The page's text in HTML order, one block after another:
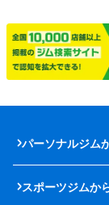
パーソナルジム
スポーツジムか